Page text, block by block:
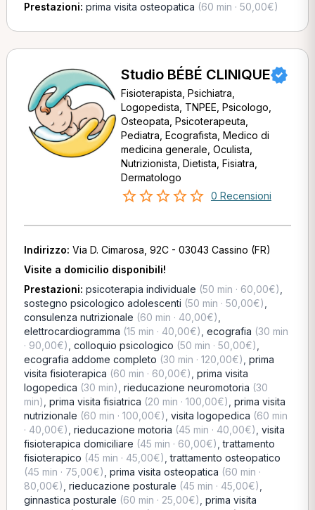
Prestazioni: prima visita osteopatica (60 min · 50,00€)
Studio BÉBÉ CLINIQUE
Fisioterapista, Psichiatra,
Logopedista, TNPEE, Psicologo,
Osteopata, Psicoterapeuta,
Pediatra, Ecografista, Medico di
medicina generale, Oculista,
Nutrizionista, Dietista, Fisiatra,
Dermatologo
0 Recensioni
Indirizzo: Via D. Cimarosa, 92C - 03043 Cassino (FR)
Visite a domicilio disponibili!
Prestazioni: psicoterapia individuale (50 min · 60,00€)
sostegno psicologico adolescenti (50 min · 50,00€)
consulenza nutrizionale (60 min · 40,00€)
elettrocardiogramma (15 min · 40,00€) ecografia (30 min
· 90,00€) colloquio psicologico (50 min · 50,00€)
ecografia addome completo (30 min · 120,00€) prima
visita fisioterapica (60 min · 60,00€) prima visita
logopedica (30 min) rieducazione neuromotoria (30
min) prima visita fisiatrica (20 min · 100,00€) prima visita
nutrizionale (60 min · 100,00€) visita logopedica (60 min
· 40,00€) rieducazione motoria (45 min · 40,00€) visita
fisioterapica domiciliare (45 min · 60,00€) ,trattamento
fisioterapico (45 min · 45,00€) ,trattamento osteopatico
(45 min · 75,00€) prima visita osteopatica (60 min ·
80,00€) rieducazione posturale (45 min · 45,00€)
ginnastica posturale (60 min · 25,00€) prima visita